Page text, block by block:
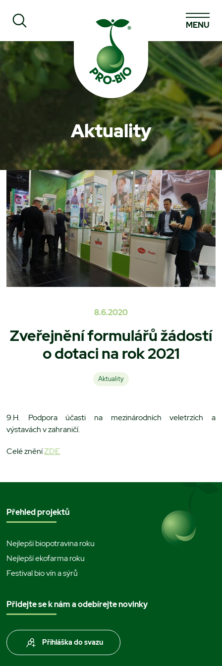
Prohledat PRO-BIO
MENU
Aktuality
8.6.2020
Zveřejnění formulářů žádostí
o dotaci na rok 2021
Aktuality
9.H. Podpora účasti na mezinárodních veletrzích a
výstavách v zahraničí.
Celé zněníZDE
Přehled projektů
Nejlepší biopotravina roku
Nejlepší ekofarma roku
Festival bio vín a sýrů
Přidejte se k nám a odebírejte novinky
Přihláška do svazu